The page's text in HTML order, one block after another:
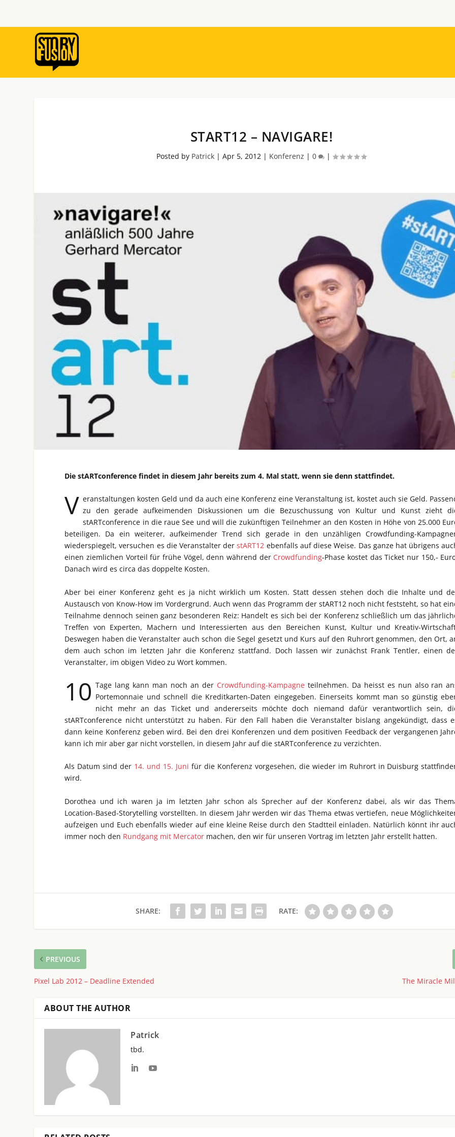
START12 – NAVIGARE!
Posted by Patrick |Apr 5, 2012 | Konferenz |0 |
Die stARTconference findet in diesem Jahr bereits zum 4. Mal statt, wenn sie denn stattfindet.
V eranstaltungen kosten Geld und da auch eine Konferenz eine Veranstaltung ist, kostet auch sie Geld.
zu den gerade aufkeimenden Diskussionen um die Bezuschussung von Kultur und Kunst zieht
stARTconference in die raue See und will die zukünftigen Teilnehmer an den Kosten in Höhe von 25.000
beteiligen. Da ein weiterer, aufkeimender Trend sich gerade in den unzähligen Crowdfunding-
wiederspiegelt, versuchen es die Veranstalter derstART12 ebenfalls auf diese Weise. Das ganze hat übrigens
einen ziemlichen Vorteil für frühe Vögel, denn während der Crowdfunding-Phase kostet das Ticket nur 150,-
Danach wird es circa das doppelte Kosten.
Aber bei einer Konferenz geht es ja nicht wirklich um Kosten. Statt dessen stehen doch die Inhalte und
Austausch von Know-How im Vordergrund. Auch wenn das Programm der stART12 noch nicht feststeht, so hat
Teilnahme dennoch seinen ganz besonderen Reiz: Handelt es sich bei der Konferenz schließlich um das
Treffen von Experten, Machern und Interessierten aus den Bereichen Kunst, Kultur und Kreativ-
Deswegen haben die Veranstalter auch schon die Segel gesetzt und Kurs auf den Ruhrort genommen, den Ort,
dem auch schon im letzten Jahr die Konferenz stattfand. Doch lassen wir zunächst Frank Tentler, einen
Veranstalter, im obigen Video zu Wort kommen.
10 Tage lang kann man noch an der Crowdfunding-Kampagneteilnehmen. Da heisst es nun also ran
Portemonnaie und schnell die Kreditkarten-Daten eingegeben. Einerseits kommt man so günstig
nicht mehr an das Ticket und andererseits möchte doch niemand dafür verantwortlich sein,
stARTconference nicht unterstützt zu haben. Für den Fall haben die Veranstalter bislang angekündigt, dass
dann keine Konferenz geben wird. Bei den drei Konferenzen und dem positiven Feedback der vergangenen
kann ich mir aber gar nicht vorstellen, in diesem Jahr auf die stARTconference zu verzichten.
Als Datum sind der 14. und 15. Juni für die Konferenz vorgesehen, die wieder im Ruhrort in Duisburg
wird.
Dorothea und ich waren ja im letzten Jahr schon als Sprecher auf der Konferenz dabei, als wir das
Location-Based-Storytelling vorstellten. In diesem Jahr werden wir das Thema etwas vertiefen, neue
aufzeigen und Euch ebenfalls wieder auf eine kleine Reise durch den Stadtteil einladen. Natürlich könnt ihr
immer noch den Rundgang mit Mercator machen, den wir für unseren Vortrag im letzten Jahr erstellt hatten.
SHARE: RATE:
PREVIOUS
Pixel Lab 2012 – Deadline Extended The Miracle
ABOUT THE AUTHOR
Patrick
tbd.